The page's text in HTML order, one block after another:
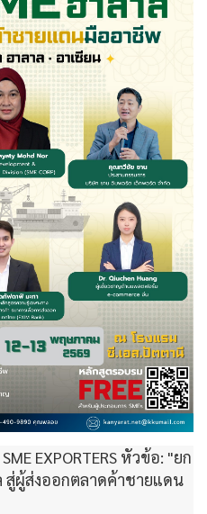
EXPORTERS หัวข้อ: "ยก
สู่ผู้ส่งออกตลาดค้าชายแดน